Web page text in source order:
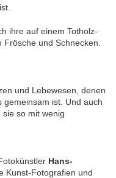
ihre auf einem Totholz-
und Schnecken.
und Lebewesen, denen
ist. Und auch
so mit wenig
Hans-
Kunst-Fotografien und